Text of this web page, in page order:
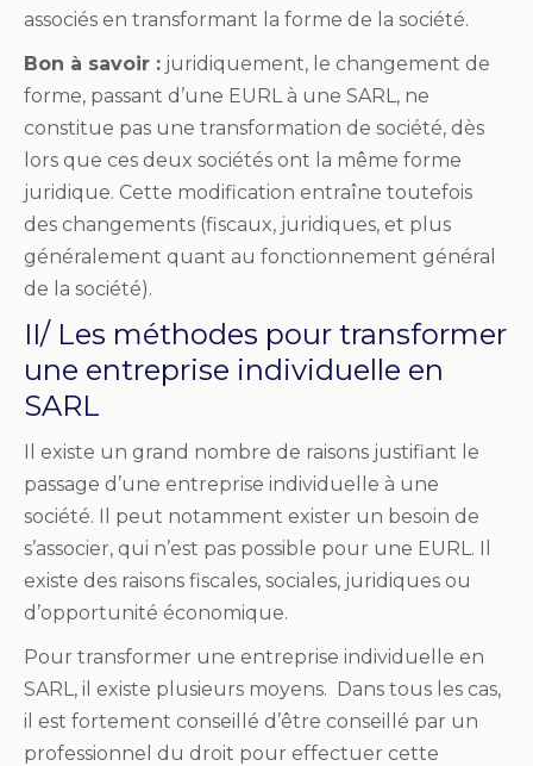
associés en transformant la forme de la société.
Bon à savoir : juridiquement, le changement de
forme, passant d’une EURL à une SARL, ne
constitue pas une transformation de société, dès
lors que ces deux sociétés ont la même forme
juridique. Cette modification entraîne toutefois
des changements (fiscaux, juridiques, et plus
généralement quant au fonctionnement général
de la société).
II/ Les méthodes pour transformer
une entreprise individuelle en
SARL
Il existe un grand nombre de raisons justifiant le
passage d’une entreprise individuelle à une
société. Il peut notamment exister un besoin de
s’associer, qui n’est pas possible pour une EURL. Il
existe des raisons fiscales, sociales, juridiques ou
d’opportunité économique.
Pour transformer une entreprise individuelle en
SARL, il existe plusieurs moyens. Dans tous les cas,
il est fortement conseillé d’être conseillé par un
professionnel du droit pour effectuer cette